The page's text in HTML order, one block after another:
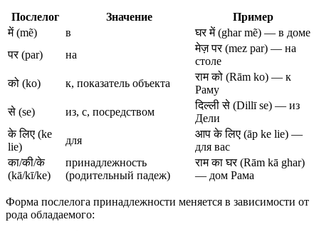
Послелог Значение
Пример
में (mẽ)
в
घर में (ghar mẽ) — в доме
पर (par)
на
मेज़ पर (mez par) — на
столе
को (ko)
к, показатель объекта
राम को (Rām ko) — к
Раму
से (se)
из, с, посредством
दिल्ली से (Dillī se) — из
Дели
के लिए (ke
lie)
для
आप के लिए (āp ke lie) —
для вас
का/की/के
(kā/kī/ke)
принадлежность
(родительный падеж)
राम का घर (Rām kā ghar)
— дом Рама
Форма послелога принадлежности меняется в зависимости от
рода обладаемого: